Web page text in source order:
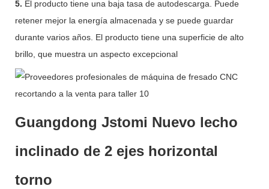
5. El producto tiene una baja tasa de autodescarga. Puede
retener mejor la energía almacenada y se puede guardar
durante varios años. El producto tiene una superficie de alto
brillo, que muestra un aspecto excepcional
Guangdong Jstomi Nuevo lecho
inclinado de 2 ejes horizontal
torno